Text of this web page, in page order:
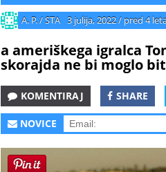
A. P. / STA 3 julija, 2022/ pred 4
a ameriškega igralca
skorajda ne bi moglo
KOMENTIRAJ SHARE
NOVICE